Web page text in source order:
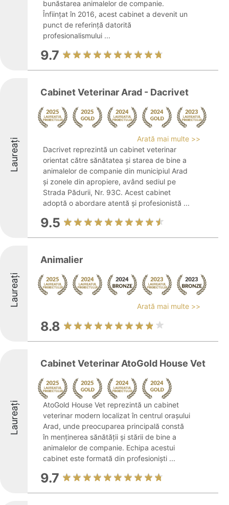
bunăstarea animalelor de companie.
Înființat în 2016, acest cabinet a devenit un
punct de referință datorită
profesionalismului ...
9.7
Laureați
Cabinet Veterinar Arad - Dacrivet
Arată mai multe >>
Dacrivet reprezintă un cabinet veterinar
orientat către sănătatea și starea de bine a
animalelor de companie din municipiul Arad
și zonele din apropiere, având sediul pe
Strada Pădurii, Nr. 93C. Acest cabinet
adoptă o abordare atentă și profesionistă ...
9.5
Laureați
Animalier
Arată mai multe >>
8.8
Laureați
Cabinet Veterinar AtoGold House Vet
AtoGold House Vet reprezintă un cabinet
veterinar modern localizat în centrul orașului
Arad, unde preocuparea principală constă
în menținerea sănătății și stării de bine a
animalelor de companie. Echipa acestui
cabinet este formată din profesioniști ...
9.7